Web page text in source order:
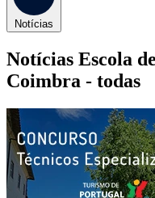
Notícias
Notícias Escola
Coimbra - todas